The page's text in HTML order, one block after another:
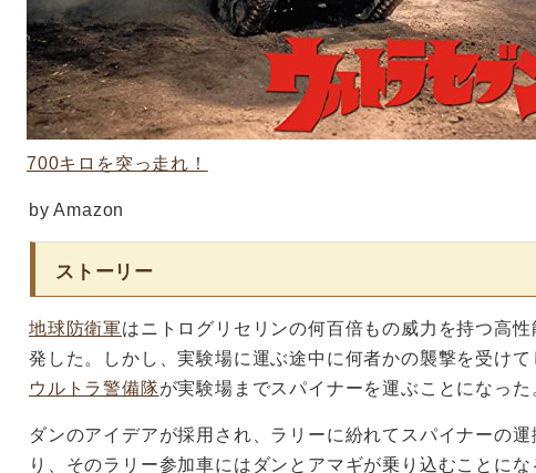
700キロを突っ走れ！
by Amazon
ストーリー
地球防衛軍はニトログリセリンの何百倍もの威力を持つ高
発した。しかし、実験場に運ぶ途中に何者かの襲撃を受け
ウルトラ警備隊が実験場までスパイナーを運ぶことになった
ダンのアイデアが採用され、ラリーに紛れてスパイナーの
り、そのラリー参加車にはダンとアマギが乗り込むことにな